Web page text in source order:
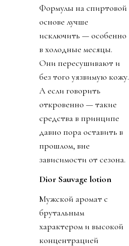
Формулы на спиртовой
основе лучше
исключить — особенно
в холодные месяцы.
Они пересушивают и
без того уязвимую кожу.
А если говорить
откровенно — такие
средства в принципе
давно пора оставить в
прошлом, вне
зависимости от сезона.
Dior Sauvage lotion
Мужской аромат с
брутальным
характером и высокой
концентрацией